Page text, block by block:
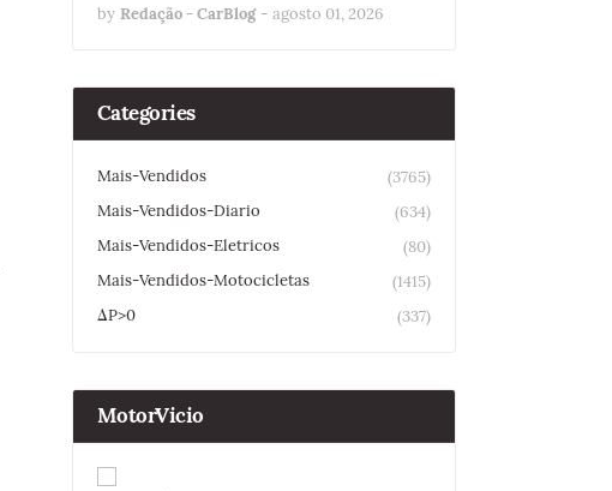
by Redação - CarBlog - agosto 01, 2026
Categories
Mais-Vendidos
(3765)
Mais-Vendidos-Diario
(634)
Mais-Vendidos-Eletricos
(80)
Mais-Vendidos-Motocicletas
(1415)
ΔP>0
(337)
MotorVicio